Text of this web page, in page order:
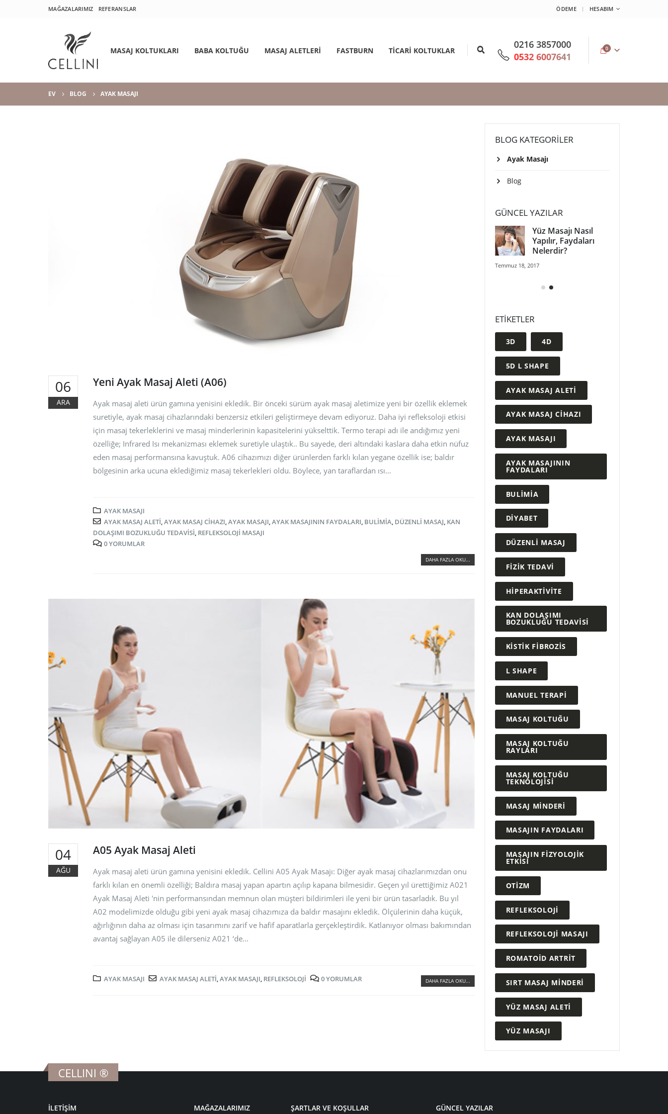
MAĞAZALARIMIZ REFERANSLAR ÖDEME HESABIM
MASAJ KOLTUKLARI BABA KOLTUĞU MASAJ ALETLERİ FASTBURN TICARI KOLTUKLAR
0216 3857000
0532 6007641
0
EV BLOG AYAK MASAJI
06
ARA
Yeni Ayak Masaj Aleti (A06)
Ayak masaj aleti ürün gamına yenisini ekledik. Bir önceki sürüm ayak masaj aletimize yeni bir özellik eklemek
suretiyle, ayak masaj cihazlarındaki benzersiz etkileri geliştirmeye devam ediyoruz. Daha iyi refleksoloji etkisi
için masaj tekerleklerini ve masaj minderlerinin kapasitelerini yükselttik. Termo terapi adı ile andığımız yeni
özelliğe; Infrared Isı mekanizması eklemek suretiyle ulaştık.. Bu sayede, deri altındaki kaslara daha etkin nüfuz
eden masaj performansına kavuştuk. A06 cihazımızı diğer ürünlerden farklı kılan yegane özellik ise; baldır
bölgesinin arka ucuna eklediğimiz masaj tekerlekleri oldu. Böylece, yan taraflardan ısı...
AYAK MASAJI
AYAK MASAJ ALETI,AYAK MASAJ CIHAZI,AYAK MASAJI,AYAK MASAJININ FAYDALARI, BULIMIA, DÜZENLI MASAJ, KAN
DOLAŞIMI BOZUKLUĞU TEDAVISI, REFLEKSOLOJI MASAJI
0 YORUMLAR
DAHA FAZLA OKU...
04
AĞU
A05 Ayak Masaj Aleti
Ayak masaj aleti ürün gamına yenisini ekledik. Cellini A05 Ayak Masajı: Diğer ayak masaj cihazlarımızdan onu
farklı kılan en önemli özelliği; Baldıra masaj yapan apartın açılıp kapana bilmesidir. Geçen yıl ürettiğimiz A021
Ayak Masaj Aleti 'nin performansından memnun olan müşteri bildirimleri ile yeni bir ürün tasarladık. Bu yıl
A02 modelimizde olduğu gibi yeni ayak masaj cihazımıza da baldır masajını ekledik. Ölçülerinin daha küçük,
ağırlığının daha az olması için tasarımını zarif ve hafif aparatlarla gerçekleştirdik. Katlanıyor olması bakımından
avantaj sağlayan A05 ile dilerseniz A021 ‘de...
AYAK MASAJI AYAK MASAJ ALETI,AYAK MASAJI, REFLEKSOLOJI 0 YORUMLAR DAHA FAZLA OKU...
BLOG KATEGORILER
Ayak Masajı
Blog
GÜNCEL YAZILAR
Yeni Ayak Masaj
Aleti (A06)
Aralık 6, 2018
A05 Ayak Masaj
Aleti
3D – 4D – 5D Masaj
Koltuğu Özellikleri
Yüz Masajı Nasıl
Yapılır, Faydaları
Nelerdir?
Temmuz 18, 2017
Yüz Masajı Nasıl
Yapılır, Faydaları
Nelerdir?
Temmuz 18, 2017
ETIKETLER
3D 4D
5D L SHAPE
AYAK MASAJ ALETI
AYAK MASAJ CIHAZI
AYAK MASAJI
AYAK MASAJININ
FAYDALARI
BULIMIA
DIYABET
DÜZENLI MASAJ
FIZIK TEDAVI
HIPERAKTIVITE
KAN DOLAŞIMI
BOZUKLUĞU TEDAVISI
KISTIK FIBROZIS
L SHAPE
MANUEL TERAPI
MASAJ KOLTUĞU
MASAJ KOLTUĞU
RAYLARI
MASAJ KOLTUĞU
TEKNOLOJISI
MASAJ MINDERI
MASAJIN FAYDALARI
MASAJIN FIZYOLOJIK
ETKISI
OTIZM
REFLEKSOLOJI
REFLEKSOLOJI MASAJI
ROMATOID ARTRIT
SIRT MASAJ MINDERI
YÜZ MASAJ ALETI
YÜZ MASAJI
CELLINI ®
İLETİŞİM
MAĞAZALARIMIZ
ŞARTLAR VE KOŞULLAR
GÜNCEL YAZILAR